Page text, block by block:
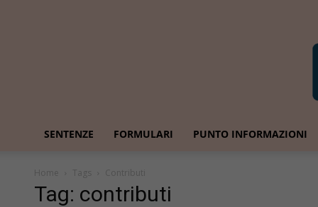
SENTENZE FORMULARI PUNTO INFORMAZIONI
Home Tags Contributi
Tag: contributi